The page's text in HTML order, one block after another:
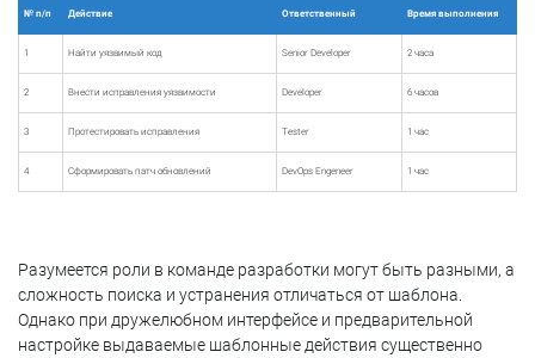
№ п/п Действие Ответственный Время выполнения
1 Найти уязвимый код Senior Developer 2 часа
2 Внести исправления уязвимости Developer 6 часов
3 Протестировать исправления Tester 1 час
4 Сформировать патч обновлений DevOps Engeneer 1 час
Разумеется роли в команде разработки могут быть разными, а
сложность поиска и устранения отличаться от шаблона.
Однако при дружелюбном интерфейсе и предварительной
настройке выдаваемые шаблонные действия существенно